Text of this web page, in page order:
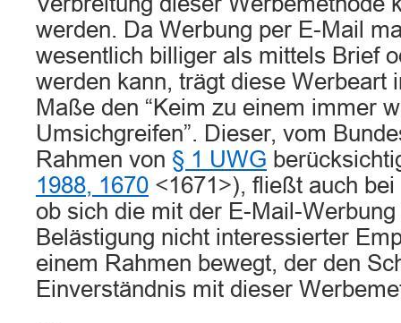
werden. Da Werbung per E-Mail
wesentlich billiger als mittels Brief
werden kann, trägt diese Werbeart
Maße den “Keim zu einem immer
Umsichgreifen”. Dieser, vom
Rahmen von § 1 UWG
1988, 1670 <1671>), fließt auch
ob sich die mit der E-Mail-
Belästigung nicht interessierter
einem Rahmen bewegt, der den
Einverständnis mit dieser